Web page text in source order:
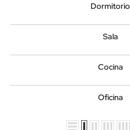
Dormitorio
Sala
Cocina
Oficina